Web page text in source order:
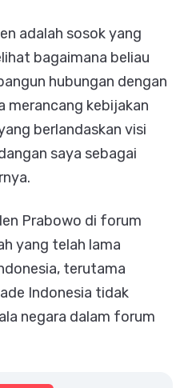
adalah sosok yang
bagaimana beliau
hubungan dengan
merancang kebijakan
berlandaskan visi
saya sebagai
Prabowo di forum
yang telah lama
terutama
Indonesia tidak
negara dalam forum